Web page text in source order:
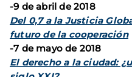
-9 de abril de 2018
Del 0,7 a la Justicia
futuro de la cooperación
-7 de mayo de 2018
El derecho a la ciudad: